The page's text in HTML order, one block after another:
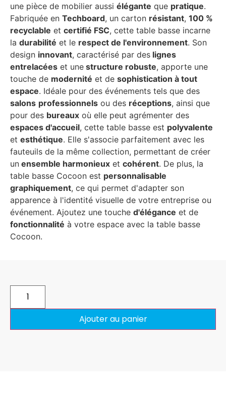
une pièce de mobilier aussi élégante que pratique.
Fabriquée en Techboard, un carton résistant, 100 %
recyclable et certifié FSC, cette table basse incarne
la durabilité et le respect de l'environnement. Son
design innovant, caractérisé par des lignes
entrelacées et une structure robuste, apporte une
touche de modernité et de sophistication à tout
espace. Idéale pour des événements tels que des
salons professionnels ou des réceptions, ainsi que
pour des bureaux où elle peut agrémenter des
espaces d'accueil, cette table basse est polyvalente
et esthétique. Elle s'associe parfaitement avec les
fauteuils de la même collection, permettant de créer
un ensemble harmonieux et cohérent. De plus, la
table basse Cocoon est personnalisable
graphiquement, ce qui permet d'adapter son
apparence à l'identité visuelle de votre entreprise ou
événement. Ajoutez une touche d'élégance et de
fonctionnalité à votre espace avec la table basse
Cocoon.
Ajouter au panier